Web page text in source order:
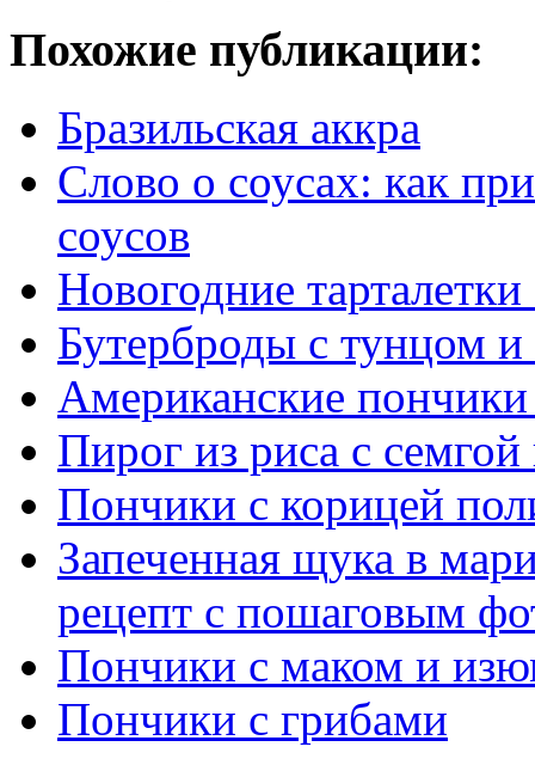
Похожие публикации:
Бразильская аккра
Слово о соусах: как
соусов
Новогодние
Бутерброды с тунцом и
Американские
Пирог из риса с
Пончики с корицей
Запеченная щука в
рецепт с пошаговым
Пончики с маком и
Пончики с грибами